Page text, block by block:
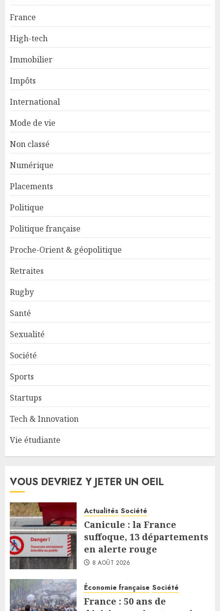
France
High-tech
Immobilier
Impôts
International
Mode de vie
Non classé
Numérique
Placements
Politique
Politique française
Proche-Orient & géopolitique
Retraites
Rugby
Santé
Sexualité
Société
Sports
Startups
Tech & Innovation
Vie étudiante
VOUS DEVRIEZ Y JETER UN OEIL
Actualités Société
Canicule : la France
suffoque, 13 départements
en alerte rouge
8 AOÛT 2026
Économie française Société
France : 50 ans de